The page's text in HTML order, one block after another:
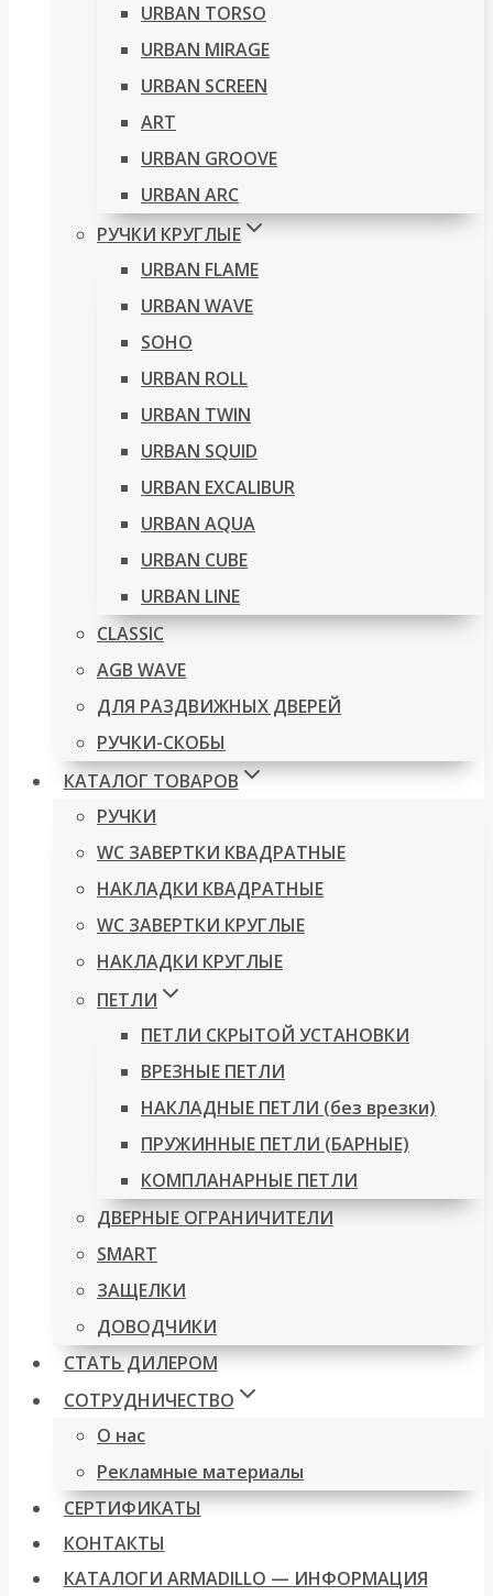
URBAN TORSO
URBAN MIRAGE
URBAN SCREEN
ART
URBAN GROOVE
URBAN ARC
РУЧКИ КРУГЛЫЕ
URBAN FLAME
URBAN WAVE
SOHO
URBAN ROLL
URBAN TWIN
URBAN SQUID
URBAN EXCALIBUR
URBAN AQUA
URBAN CUBE
URBAN LINE
CLASSIC
AGB WAVE
ДЛЯ РАЗДВИЖНЫХ ДВЕРЕЙ
РУЧКИ-СКОБЫ
КАТАЛОГ ТОВАРОВ
РУЧКИ
WC ЗАВЕРТКИ КВАДРАТНЫЕ
НАКЛАДКИ КВАДРАТНЫЕ
WC ЗАВЕРТКИ КРУГЛЫЕ
НАКЛАДКИ КРУГЛЫЕ
ПЕТЛИ
ПЕТЛИ СКРЫТОЙ УСТАНОВКИ
ВРЕЗНЫЕ ПЕТЛИ
НАКЛАДНЫЕ ПЕТЛИ (без врезки)
ПРУЖИННЫЕ ПЕТЛИ (БАРНЫЕ)
КОМПЛАНАРНЫЕ ПЕТЛИ
ДВЕРНЫЕ ОГРАНИЧИТЕЛИ
SMART
ЗАЩЕЛКИ
ДОВОДЧИКИ
СТАТЬ ДИЛЕРОМ
СОТРУДНИЧЕСТВО
О нас
Рекламные материалы
СЕРТИФИКАТЫ
КОНТАКТЫ
КАТАЛОГИ ARMADILLO — ИНФОРМАЦИЯ